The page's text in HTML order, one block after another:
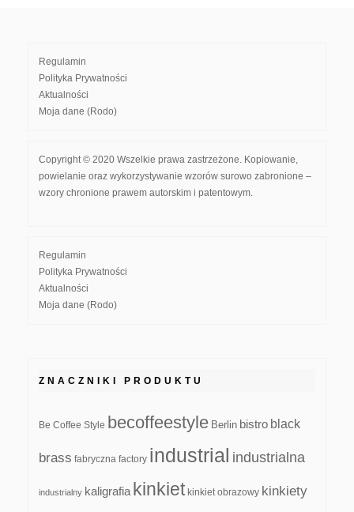
Regulamin
Polityka Prywatności
Aktualności
Moja dane (Rodo)
Copyright © 2020 Wszelkie prawa zastrzeżone. Kopiowanie,
powielanie oraz wykorzystywanie wzorów surowo zabronione –
wzory chronione prawem autorskim i patentowym.
Regulamin
Polityka Prywatności
Aktualności
Moja dane (Rodo)
ZNACZNIKI PRODUKTU
Be Coffee Style becoffeestyle Berlin bistro black
brass fabryczna factory industrial industrialna
industrialny kaligrafia kinkiet kinkiet obrazowy kinkiety